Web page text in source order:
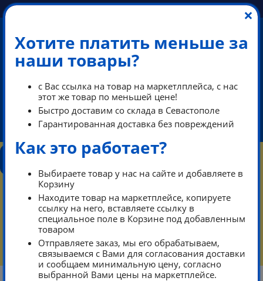
ПЕРЕЗВОНИМ В РАБОЧЕЕ ВРЕМЯ
ikeaDos@mail.ru
ТАРИФЫ
РЕЖИМ РАБОТЫ
КОРЗИНА
Каталог
Контакты режим работы
×
Хотите платить меньше за
наши товары?
с Вас ссылка на товар на маркетлплейса, с нас
этот же товар по меньшей цене!
Быстро доставим со склада в Севастополе
Гарантированная доставка без повреждений
Как это работает?
Выбираете товар у нас на сайте и добавляете в
Корзину
Находите товар на маркетплейсе, копируете
ссылку на него, вставляете ссылку в
специальное поле в Корзине под добавленным
товаром
Отправляете заказ, мы его обрабатываем,
связываемся с Вами для согласования доставки
и сообщаем минимальную цену, согласно
выбранной Вами цены на маркетплейсе.